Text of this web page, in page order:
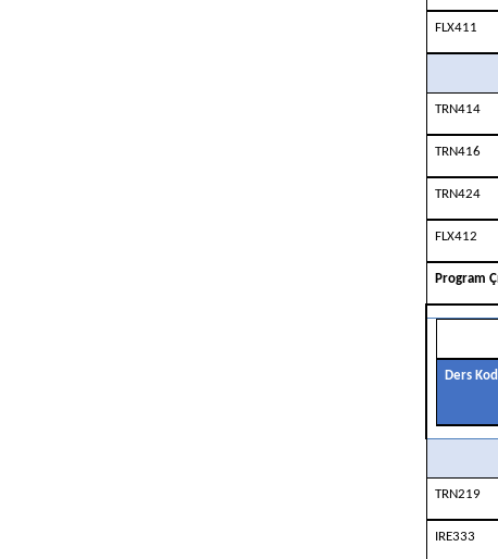
FLX411
TRN414
TRN416
TRN424
FLX412
Program
Ders
TRN219
IRE333